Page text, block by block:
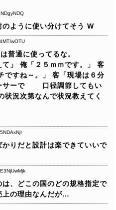
ように使い分けてそう W
普通に使ってるな。
」
俺「２５ｍｍです。」
客
ですね～。」
客「現場は６分
サーで 口径調節してもい
状況次第なんで状況教えてく
りだと設計は楽できていいで
、どこの国のどの規格指定で
上の理由なんだが…